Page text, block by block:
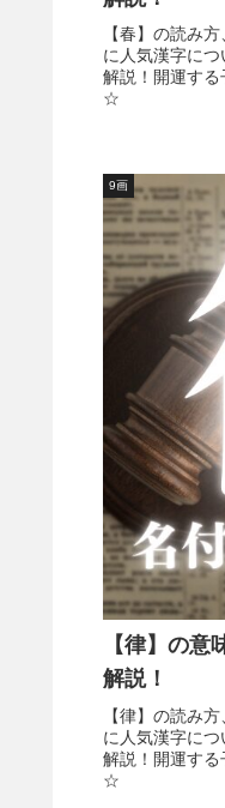
【春】の読み
に人気漢字に
解説！開運す
☆
9画
【律】の
解説！
【律】の読み
に人気漢字に
解説！開運す
☆